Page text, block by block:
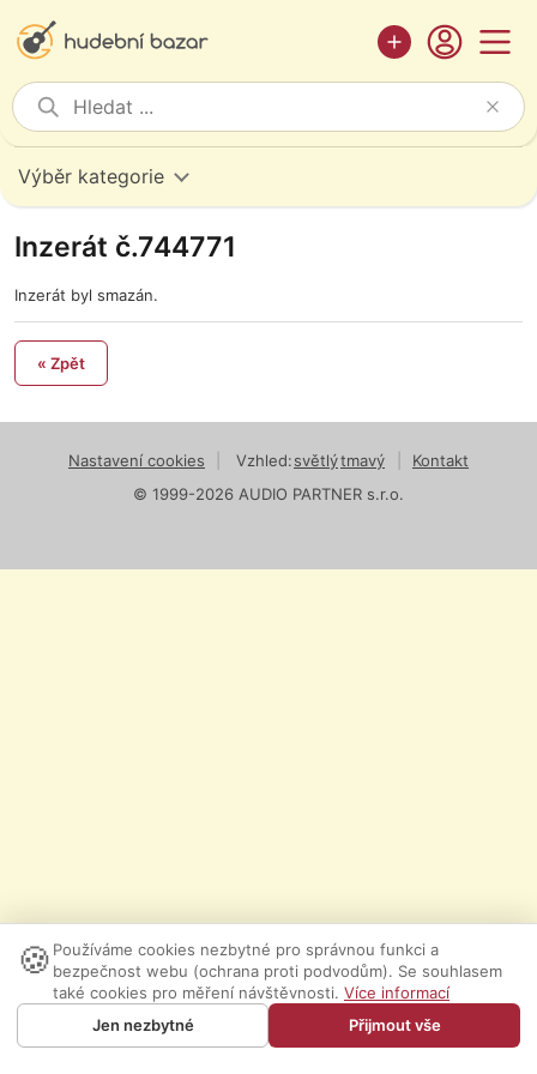
Výběr kategorie
Inzerát č.744771
Inzerát byl smazán.
« Zpět
Nastavení cookies Vzhled:světlýtmavý
Kontakt
© 1999-2026 AUDIO PARTNER s.r.o.
🍪 Používáme cookies nezbytné pro správnou funkci a
bezpečnost webu (ochrana proti podvodům). Se souhlasem
také cookies pro měření návštěvnosti. Více informací
Jen nezbytné
Přijmout vše